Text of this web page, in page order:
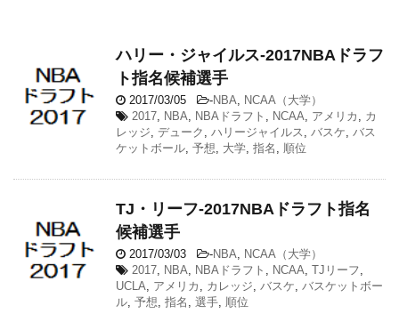
ハリー・ジャイルス-2017NBAドラフ
ト指名候補選手
2017/03/05 -NBA, NCAA（大学）
2017, NBA, NBAドラフト , NCAA, アメリカ , カ
レッジ, デューク , ハリージャイルス , バスケ, バス
ケットボール, 予想, 大学, 指名 , 順位
TJ・リーフ-2017NBAドラフト指名
候補選手
2017/03/03 -NBA, NCAA（大学）
2017, NBA, NBAドラフト , NCAA, TJリーフ,
UCLA, アメリカ , カレッジ, バスケ, バスケットボー
ル, 予想, 指名 , 選手, 順位